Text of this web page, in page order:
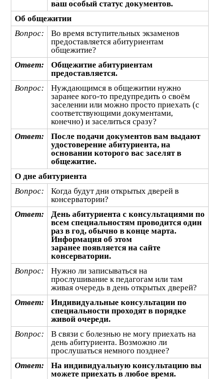
ваш особый статус документов.
Об общежитии
Вопрос:
Во время вступительных экзаменов
предоставляется абитуриентам
общежитие?
Ответ:
Общежитие абитуриентам
предоставляется.
Вопрос:
Нуждающимся в общежитии нужно
заранее кого-то предупредить о своём
заселении или можно просто приехать (с
соответствующими документами,
конечно) и заселиться сразу?
Ответ:
После подачи документов вам выдают
удостоверение абитуриента, на
основании которого вас заселят в
общежитие.
О дне абитуриента
Вопрос:
Когда будут дни открытых дверей в
консерватории?
Ответ:
День абитуриента с консультациями по
всем специальностям проводится один
раз в год, обычно в конце марта.
Информация об этом
заранее появляется на сайте
консерватории.
Вопрос:
Нужно ли записываться на
прослушивание к педагогам или там
живая очередь в день открытых дверей?
Ответ:
Индивидуальные консультации по
специальности проходят в порядке
живой очереди.
Вопрос:
В связи с болезнью не могу приехать на
день абитуриента. Возможно ли
прослушаться немного позднее?
Ответ:
На индивидуальную консультацию вы
можете приехать в любое время.